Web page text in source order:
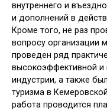
внутреннего и
и дополнений в
Кроме того, не раз
вопросу организации
проведен ряд
высокоэффективной и
индустрии, а также
туризма в
работа проводится